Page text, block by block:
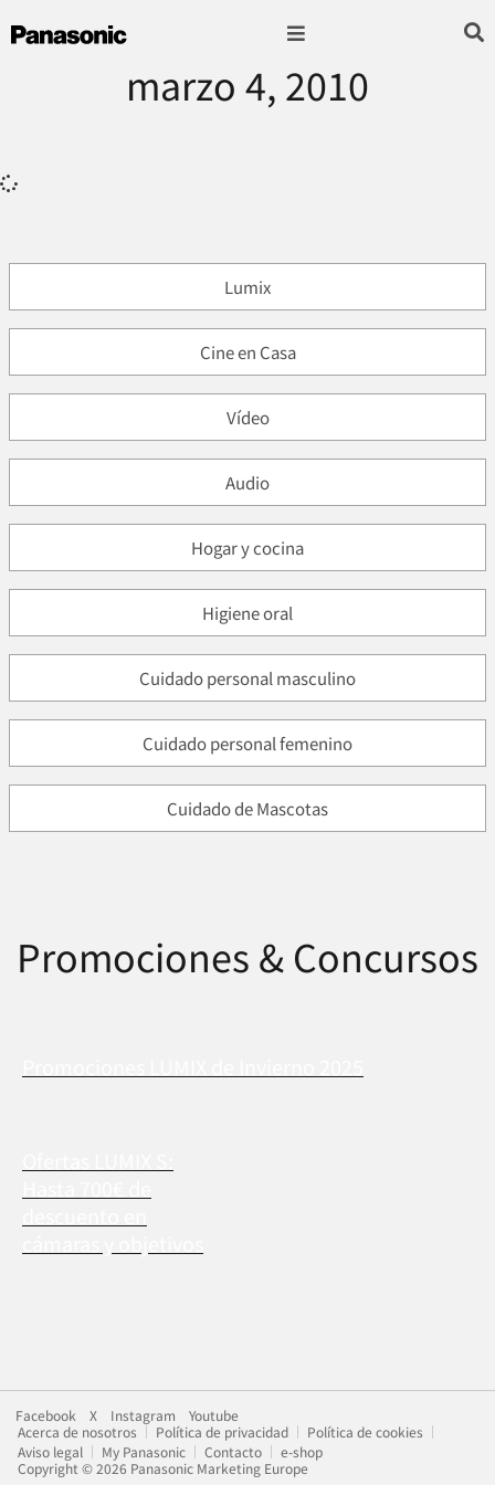
marzo 4, 2010
Lumix
Cine en Casa
Vídeo
Audio
Hogar y cocina
Higiene oral
Cuidado personal masculino
Cuidado personal femenino
Cuidado de Mascotas
Promociones & Concursos
Facebook X Instagram
Youtube
Acerca de nosotros
Política de privacidad
Política de cookies
Aviso legal
My Panasonic Contacto
e-shop
Copyright © 2026 Panasonic Marketing Europe